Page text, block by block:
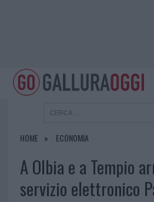
HOME ECONOMIA
A Olbia e a Tempio
servizio elettronico